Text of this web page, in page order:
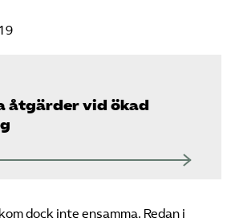
åtgärder vid ökad
dock inte ensamma. Redan i